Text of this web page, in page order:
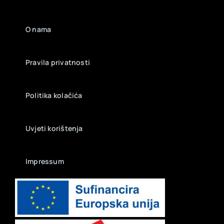
O nama
Pravila privatnosti
Politika kolačića
Uvjeti korištenja
Impressum